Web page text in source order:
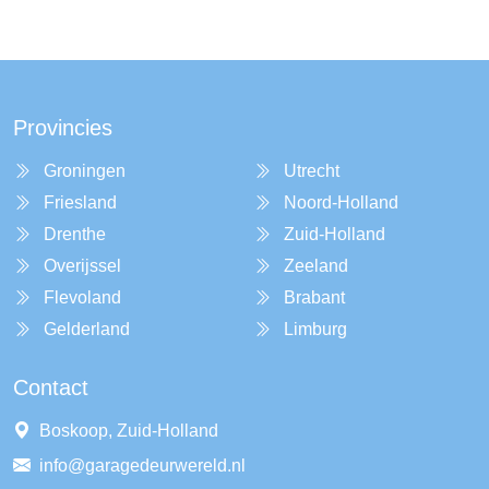
Provincies
Groningen
Friesland
Drenthe
Overijssel
Flevoland
Gelderland
Utrecht
Noord-Holland
Zuid-Holland
Zeeland
Brabant
Limburg
Contact
Boskoop, Zuid-Holland
info@garagedeurwereld.nl